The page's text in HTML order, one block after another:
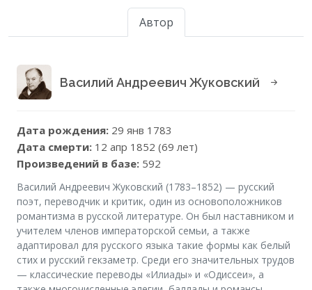
Автор
Василий Андреевич Жуковский
Дата рождения: 29 янв 1783
Дата смерти: 12 апр 1852 (69 лет)
Произведений в базе: 592
Василий Андреевич Жуковский (1783–1852) — русский
поэт, переводчик и критик, один из основоположников
романтизма в русской литературе. Он был наставником и
учителем членов императорской семьи, а также
адаптировал для русского языка такие формы как белый
стих и русский гекзаметр. Среди его значительных трудов
— классические переводы «Илиады» и «Одиссеи», а